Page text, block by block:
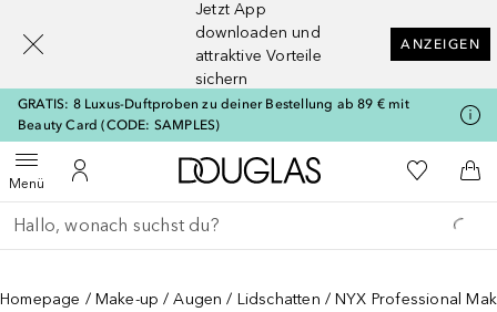
Jetzt App
downloaden und
attraktive Vorteile
sichern
ANZEIGEN
GRATIS: 8 Luxus-Duftproben zu deiner Bestellung ab 89 € mit
Beauty Card (CODE: SAMPLES)
MenüMenü öffnenZu Meinem Kundenkonto
Zur Douglas Startseite
Zu Meiner
Gehe zurück
Suche ausführen
Homepage Make-up Augen Lidschatten NYX Professional
[navigation.slideout.screenreader]